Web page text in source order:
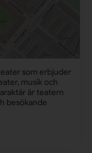
som erbjuder
musik och
är teatern
besökande